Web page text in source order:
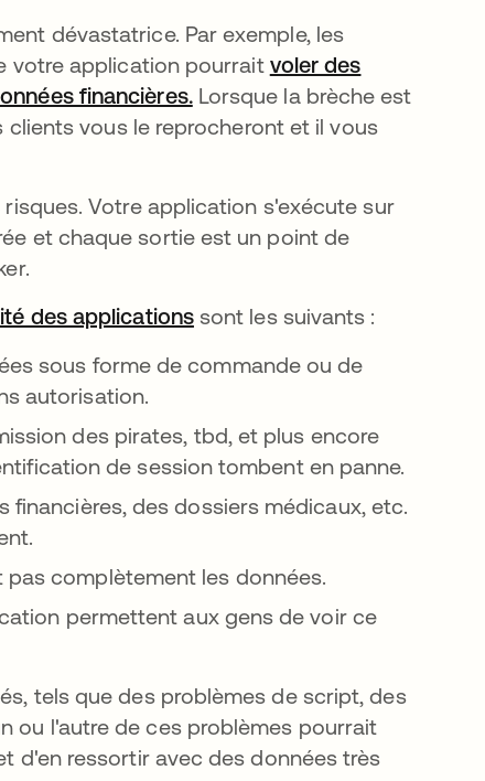
dévastatrice. Par exemple, les
votre application pourrait voler des
financières.s’ouvre dans un nouvel
Lorsque la brèche est
clients vous le reprocheront et il vous
Votre application s'exécute sur
et chaque sortie est un point de
des applicationss’ouvre dans un nouvel
sont les suivants :
sous forme de commande ou de
autorisation.
des pirates, tbd, et plus encore
de session tombent en panne.
financières, des dossiers médicaux, etc.
complètement les données.
permettent aux gens de voir ce
tels que des problèmes de script, des
ou l'autre de ces problèmes pourrait
d'en ressortir avec des données très